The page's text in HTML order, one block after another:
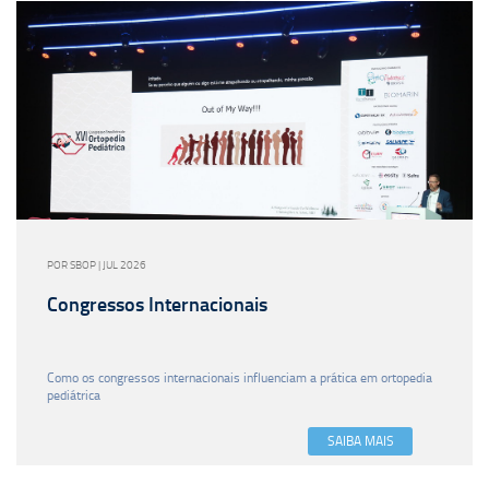
POR SBOP | JUL 2026
Congressos Internacionais
Como os congressos internacionais influenciam a prática em ortopedia
pediátrica
SAIBA MAIS